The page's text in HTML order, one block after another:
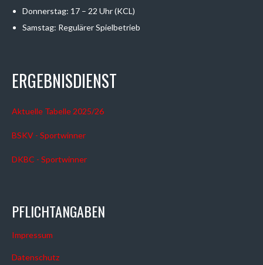
Donnerstag: 17 – 22 Uhr (KCL)
Samstag: Regulärer Spielbetrieb
ERGEBNISDIENST
Aktuelle Tabelle 2025/26
BSKV - Sportwinner
DKBC - Sportwinner
PFLICHTANGABEN
Impressum
Datenschutz